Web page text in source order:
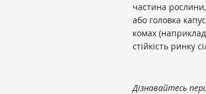
частина
або головка
комах
стійкість ринку
Дізнавайтесь